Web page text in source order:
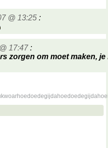
@ 13:25 :
17:47:
zorgen om moet maken,